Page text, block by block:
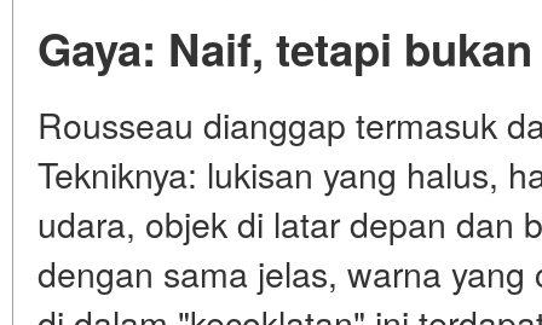
Gaya: Naif, tetapi
Rousseau dianggap termasuk
Tekniknya: lukisan yang halus,
udara, objek di latar depan dan
dengan sama jelas, warna